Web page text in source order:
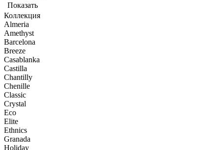
Показать
Коллекция
Almeria
Amethyst
Barcelona
Breeze
Casablanka
Castilla
Chantilly
Chenille
Classic
Crystal
Eco
Elite
Ethnics
Granada
Holiday